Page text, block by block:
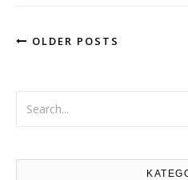
OLDER POSTS